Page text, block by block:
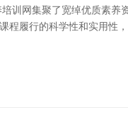
训网集聚了宽绰优质素
程履行的科学性和实用